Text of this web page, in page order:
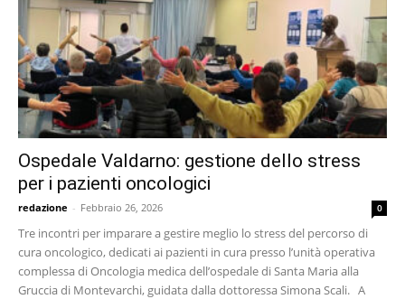
Ospedale Valdarno: gestione dello stress
per i pazienti oncologici
redazione - Febbraio 26, 2026 0
Tre incontri per imparare a gestire meglio lo stress del percorso di
cura oncologico, dedicati ai pazienti in cura presso l’unità operativa
complessa di Oncologia medica dell’ospedale di Santa Maria alla
Gruccia di Montevarchi, guidata dalla dottoressa Simona Scali. A